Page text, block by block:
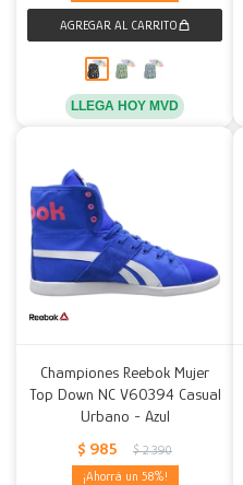
LLEGA HOY MVD
Championes Reebok Mujer
Top Down NC V60394 Casual
Urbano - Azul
$ 985 $ 2.390
58